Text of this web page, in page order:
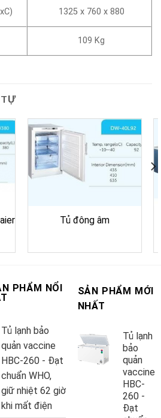
1325 x 760 x 880
109 Kg
Tủ đông âm
PHẨM NỔI
Tủ lạnh bảo
quản vaccine
HBC-260 - Đạt
chuẩn WHO,
giữ nhiệt 62 giờ
khi mất điện
SẢN PHẨM MỚI
NHẤT
Tủ lạnh
bảo
quản
vaccine
HBC-
260 -
Đạt